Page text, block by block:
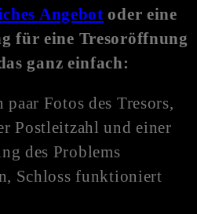
Angebot oder eine
für eine Tresoröffnung
ganz einfach:
Fotos des Tresors,
Postleitzahl und einer
des Problems
Schloss funktioniert